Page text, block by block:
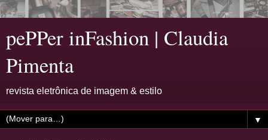
pePPer inFashion | Claudia
Pimenta
revista eletrônica de imagem & estilo
▼